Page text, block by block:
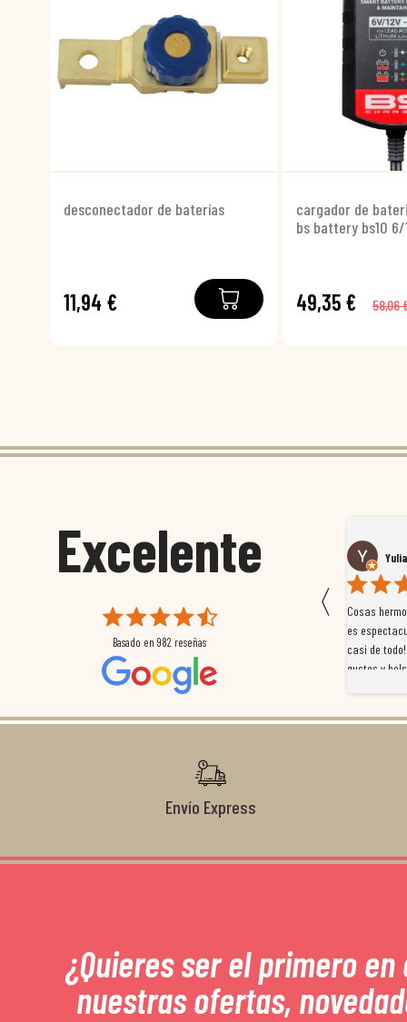
desconectador de baterías
11,94 €
cargador de
bs battery bs10 6/
49,35 € 58,06
Excelente
Basado en 982 reseñas
〈
Susana García Luis
Magnífica atención al cliente. Tuvimos un pequeño
retraso en el pedido y desde el minuto uno se
preocuparon por ayudarnos en todo. Gracias a Sergio,
magnífico gestor... atento, amable, un servicio de 10.
Gracias de nuevo por todo!
Cosas
es
casi de
gustos y
Envío Express
¿Quieres ser el primero
nuestras ofertas,